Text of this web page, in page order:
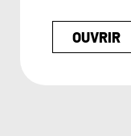
OUVRIR